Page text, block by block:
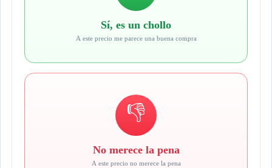
Sí, es un chollo
A este precio me parece una buena compra
👎
No merece la pena
A este precio no merece la pena